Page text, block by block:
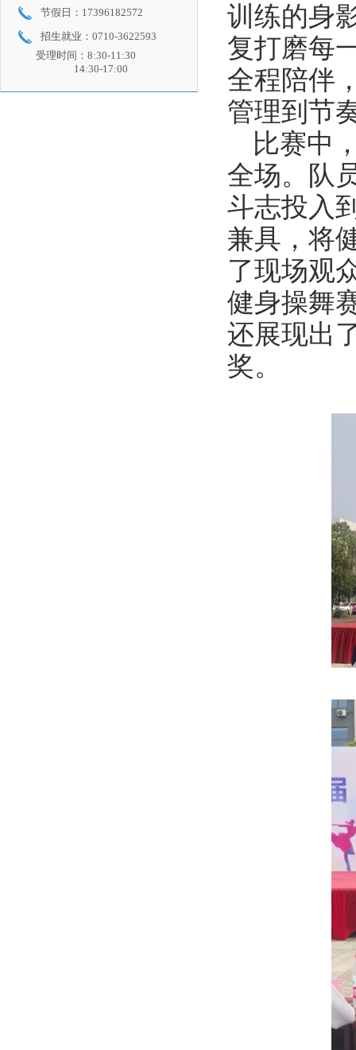
节假日：17396182572
招生就业：0710-3622593
受理时间：8:30-11:30
14:30-17:00
训练的身
复打磨每
全程陪伴
管理到节
比赛中
全场。队
斗志投入
兼具，将
了现场观
健身操舞
还展现出
奖。